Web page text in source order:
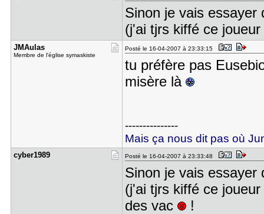
Sinon je vais
(j'ai tjrs kiffé ce
JMAulas
Membre de l'église symaskiste
Posté le 16-04-2007 à 23:33:15
tu préfère pas
misère là
---------------
Mais ça nous dit pas où
cyber1989 Posté le 16-04-2007 à 23:33:48
Sinon je vais
(j'ai tjrs kiffé ce
des vac
!